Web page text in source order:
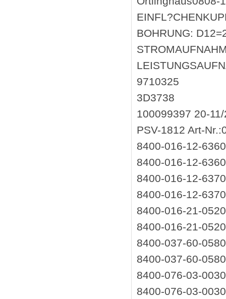
BOHRUNG:
9710325
3D3738
100099397 20-
PSV-1812 Art-
8400-016-12-
8400-016-12-
8400-016-12-
8400-016-12-
8400-016-21-
8400-016-21-
8400-037-60-
8400-037-60-
8400-076-03-
8400-076-03-